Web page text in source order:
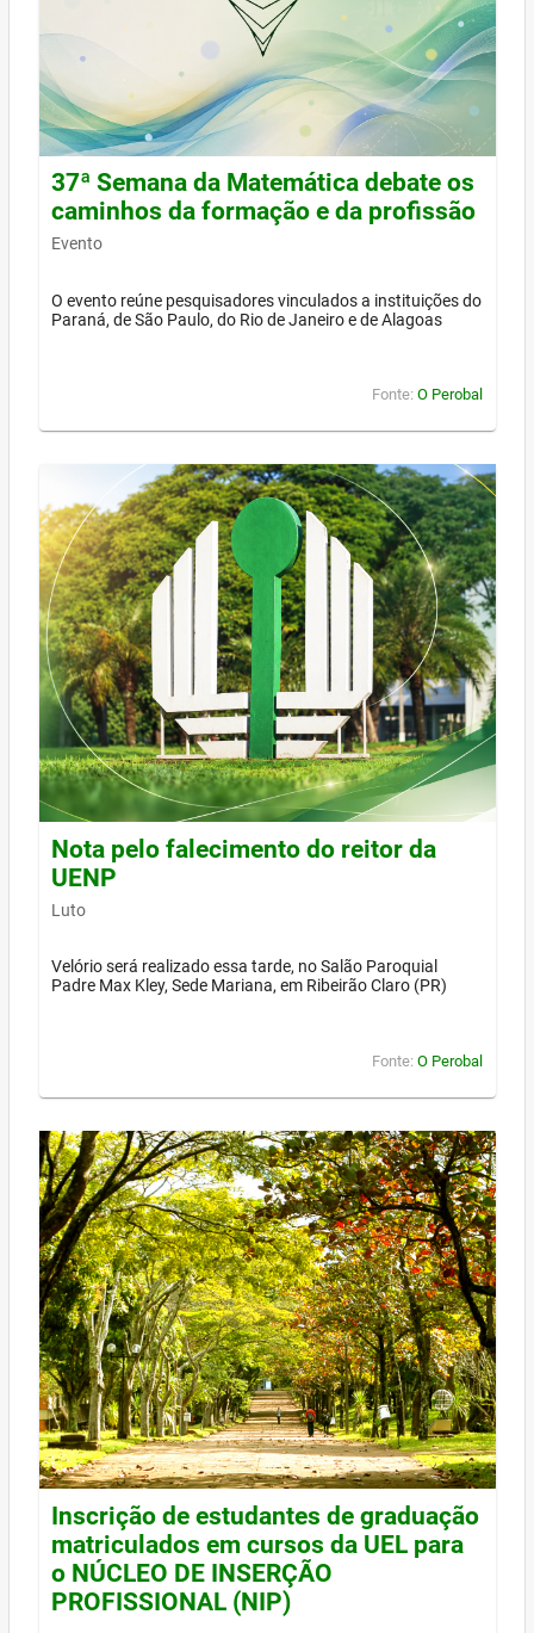
37ª Semana da Matemática debate os
caminhos da formação e da profissão
Evento
O evento reúne pesquisadores vinculados a instituições do
Paraná, de São Paulo, do Rio de Janeiro e de Alagoas
Fonte: O Perobal
Nota pelo falecimento do reitor da
UENP
Luto
Velório será realizado essa tarde, no Salão Paroquial
Padre Max Kley, Sede Mariana, em Ribeirão Claro (PR)
Fonte: O Perobal
Inscrição de estudantes de graduação
matriculados em cursos da UEL para
o NÚCLEO DE INSERÇÃO
PROFISSIONAL (NIP)